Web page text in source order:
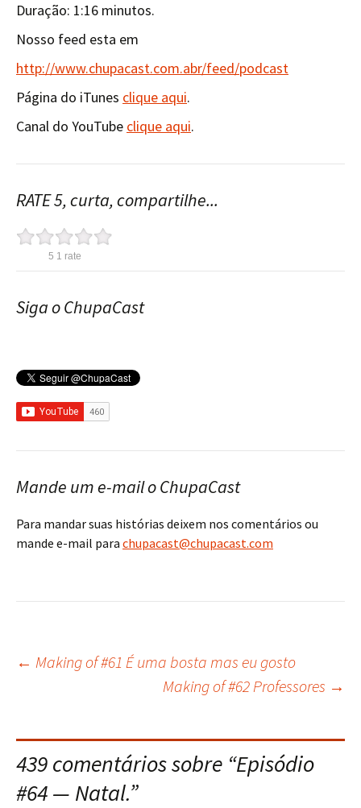
Duração: 1:16 minutos.
Nosso feed esta em
http://www.chupacast.com.abr/feed/podcast
Página do iTunes clique aqui.
Canal do YouTube clique aqui.
RATE 5, curta, compartilhe...
5 1 rate
Siga o ChupaCast
Mande um e-mail o ChupaCast
Para mandar suas histórias deixem nos comentários ou
mande e-mail para chupacast@chupacast.com
Navegação
do
post
← Making of #61 É uma bosta mas eu gosto
Making of #62 Professores →
439 comentários sobre “Episódio
#64 — Natal.”